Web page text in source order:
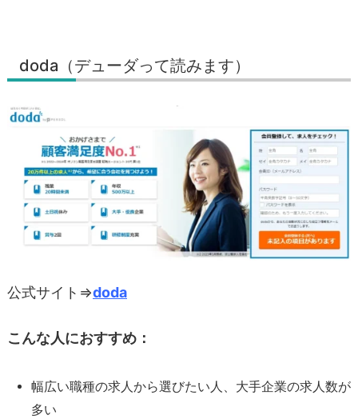
doda（デューダって読みます）
公式サイト⇒doda
こんな人におすすめ：
幅広い職種の求人から選びたい人、大手企業の求人数が
多い